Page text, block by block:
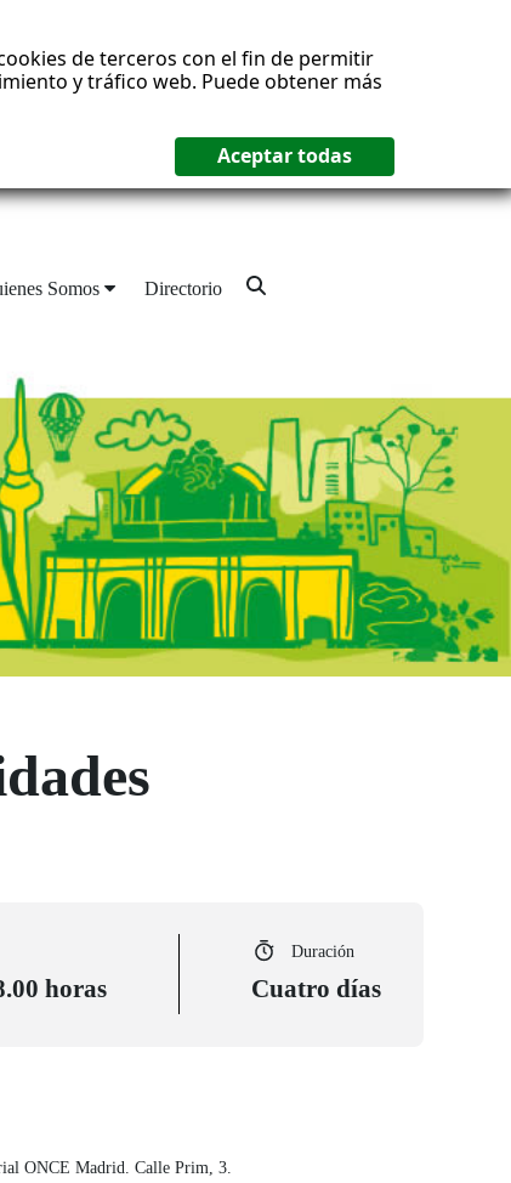
de terceros con el fin de permitir
y tráfico web. Puede obtener más
Somos Directorio
horas
Duración
Cuatro días
ONCE Madrid. Calle Prim, 3.